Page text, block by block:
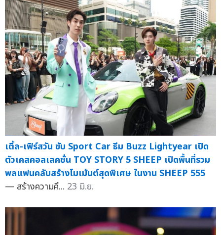
เติ้ล-เฟิร์สวัน ขับ Sport Car ธีม Buzz Lightyear เปิด
ตัวเคสคอลเลคชั่น TOY STORY 5 SHEEP เปิดพื้นที่รวม
พลแฟนคลับสร้างโมเม้นต์สุดพิเศษ ในงาน SHEEP 555
— สร้างความคึ... 23 มิ.ย.